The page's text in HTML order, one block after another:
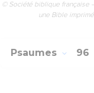
© Société biblique française
une Bible
Psaumes 96